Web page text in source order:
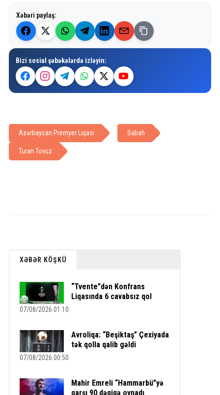
Xəbəri paylaş:
Bizi sosial şəbəkələrdə izləyin:
Azərbaycan Premyer Liqası Sabah
Turan Tovuz
XƏBƏR KÖŞKÜ
“Tvente”dən Konfrans
Liqasında 6 cavabsız qol
07/08/2026 01:10
Avroliqa: “Beşiktaş” Çexiyada
tək qolla qalib gəldi
07/08/2026 00:50
Mahir Emreli “Hammarbü”yə
qarşı 90 dəqiqə oynadı